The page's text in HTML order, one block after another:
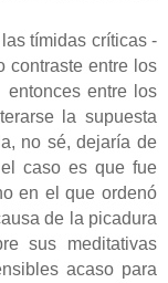
tímidas críticas -
contraste entre los
entonces entre los
la supuesta
no sé, dejaría de
el caso es que fue
en el que ordenó
de la picadura
sus meditativas
acaso para